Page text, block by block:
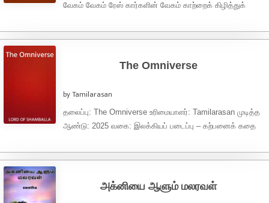
வேகம் வேகம் ரேஸ் கார்களின் வேகம் காற்றைக் கிழித்துக்
கார் முதலிடம் ...
The Omniverse
by Tamilarasan
தலைப்பு: The Omniverse உரிமையாளர்: Tamilarasan முடித்த
ஆண்டு: 2025 வகை: இலக்கியப் படைப்பு – கற்பனைக் கதை
உரிமைகளும் பாதுகாக்கப்பட்டவை. இந்த படைப்பு ...
அக்னியை ஆளும் மலரவள்